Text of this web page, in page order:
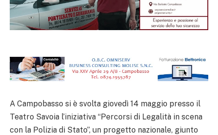
A Campobasso si è svolta giovedì 14 maggio presso il
Teatro Savoia l’iniziativa “Percorsi di Legalità in scena
con la Polizia di Stato”, un progetto nazionale, giunto